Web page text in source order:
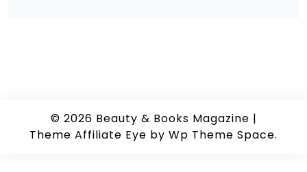
© 2026 Beauty & Books Magazine |
Theme Affiliate Eye by Wp Theme Space.